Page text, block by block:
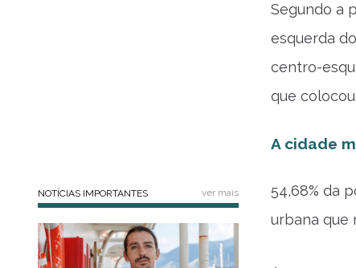
Segundo a
esquerda
centro-
que
A cidade
54,68% da
urbana que
NOTÍCIAS IMPORTANTES ver mais